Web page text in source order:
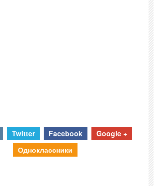
Twitter Facebook
Google +
Одноклассники